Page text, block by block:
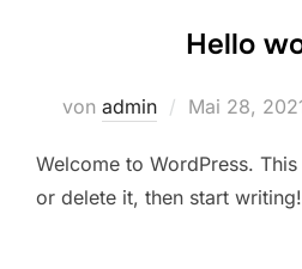
Hello
von admin Mai 28,
Welcome to WordPress.
or delete it, then start writing!